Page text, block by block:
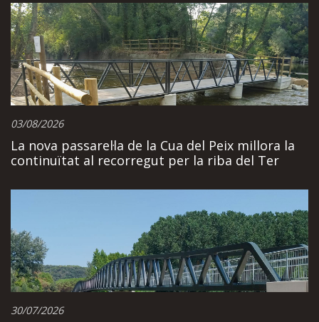
03/08/2026
La nova passarel·la de la Cua del Peix millora la
continuïtat al recorregut per la riba del Ter
30/07/2026